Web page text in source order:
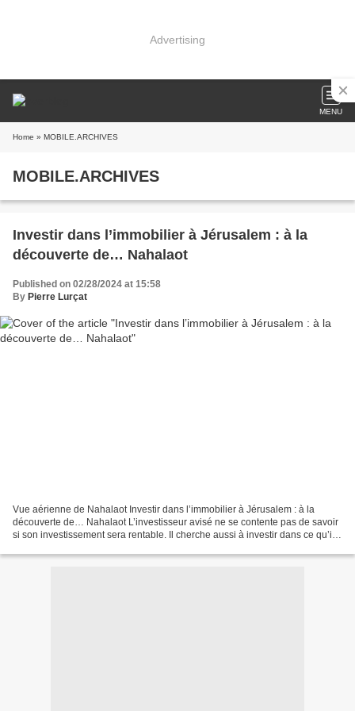
Advertising
MENU
Home » MOBILE.ARCHIVES
MOBILE.ARCHIVES
Investir dans l’immobilier à Jérusalem : à la
découverte de… Nahalaot
Published on 02/28/2024 at 15:58
By Pierre Lurçat
Vue aérienne de Nahalaot Investir dans l’immobilier à Jérusalem : à la
découverte de… Nahalaot L’investisseur avisé ne se contente pas de savoir
si son investissement sera rentable. Il cherche aussi à investir dans ce qu’il